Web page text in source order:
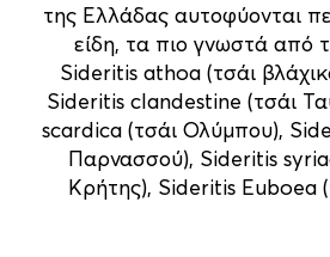
της Ελλάδας αυτοφύονται
είδη, τα πιο γνωστά από
Sideritis athoa (τσάι
Sideritis clandestine (τσάι
scardica (τσάι Ολύμπου),
Παρνασσού), Sideritis
Κρήτης), Sideritis Euboea